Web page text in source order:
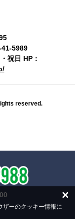
ザーのクッキー情報に
×
5989
祝日 HP：
reserved.